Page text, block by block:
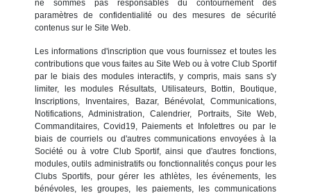
ne sommes pas responsables du contournement des
paramètres de confidentialité ou des mesures de sécurité
contenus sur le Site Web.
Les informations d'inscription que vous fournissez et toutes les
contributions que vous faites au Site Web ou à votre Club Sportif
par le biais des modules interactifs, y compris, mais sans s'y
limiter, les modules Résultats, Utilisateurs, Bottin, Boutique,
Inscriptions, Inventaires, Bazar, Bénévolat, Communications,
Notifications, Administration, Calendrier, Portraits, Site Web,
Commanditaires, Covid19, Paiements et Infolettres ou par le
biais de courriels ou d'autres communications envoyées à la
Société ou à votre Club Sportif, ainsi que d'autres fonctions,
modules, outils administratifs ou fonctionnalités conçus pour les
Clubs Sportifs, pour gérer les athlètes, les événements, les
bénévoles, les groupes, les paiements, les communications